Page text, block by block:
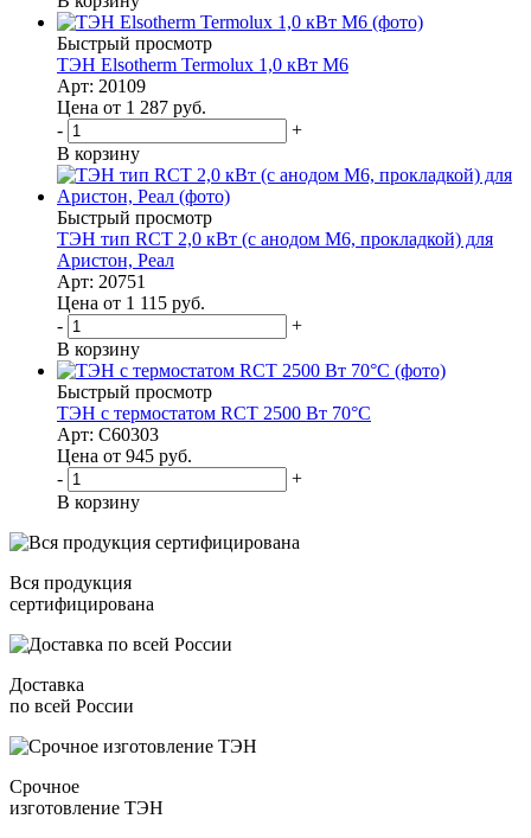
Быстрый просмотр
ТЭН Elsotherm Termolux 1,0 кВт M6
Арт: 20109
Цена от 1 287 руб.
-
+
В корзину
Быстрый просмотр
ТЭН тип RСT 2,0 кВт (с анодом М6, прокладкой) для
Аристон, Реал
Арт: 20751
Цена от 1 115 руб.
-
+
В корзину
Быстрый просмотр
ТЭН с термостатом RCT 2500 Вт 70°С
Арт: C60303
Цена от 945 руб.
-
+
В корзину
Вся продукция
сертифицирована
Доставка
по всей России
Срочное
изготовление ТЭН